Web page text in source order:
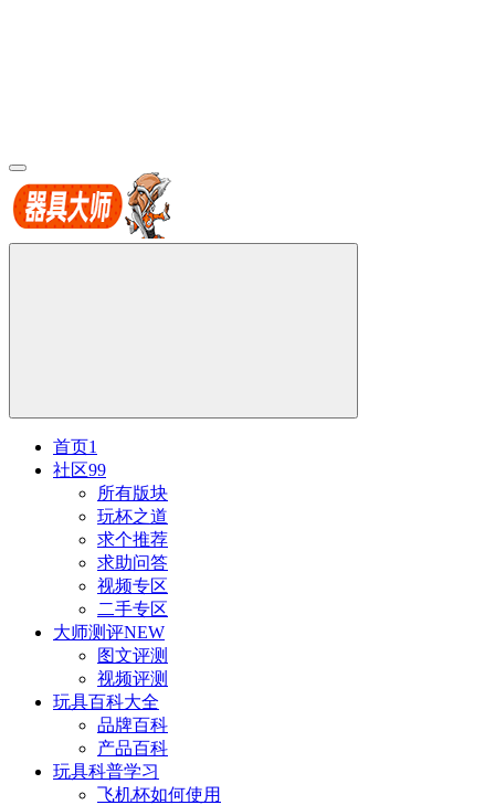
首页1
社区99
所有版块
玩杯之道
求个推荐
求助问答
视频专区
二手专区
大师测评NEW
图文评测
视频评测
玩具百科大全
品牌百科
产品百科
玩具科普学习
飞机杯如何使用